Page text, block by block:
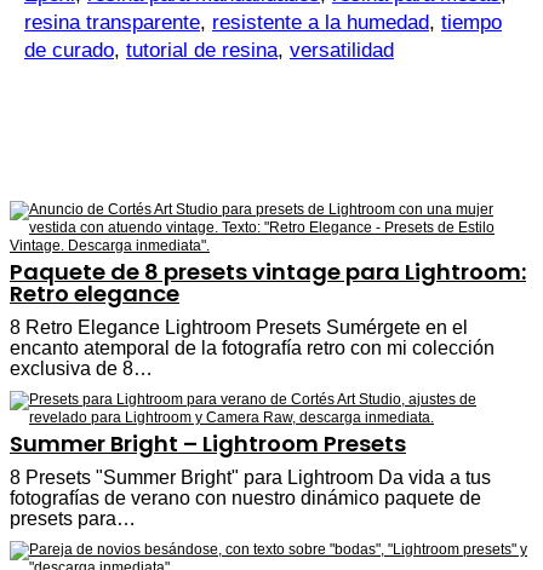
resina transparente, resistente a la humedad, tiempo
de curado, tutorial de resina, versatilidad
Paquete de 8 presets vintage para Lightroom:
Retro elegance
8 Retro Elegance Lightroom Presets Sumérgete en el
encanto atemporal de la fotografía retro con mi colección
exclusiva de 8…
Summer Bright – Lightroom Presets
8 Presets "Summer Bright" para Lightroom Da vida a tus
fotografías de verano con nuestro dinámico paquete de
presets para…